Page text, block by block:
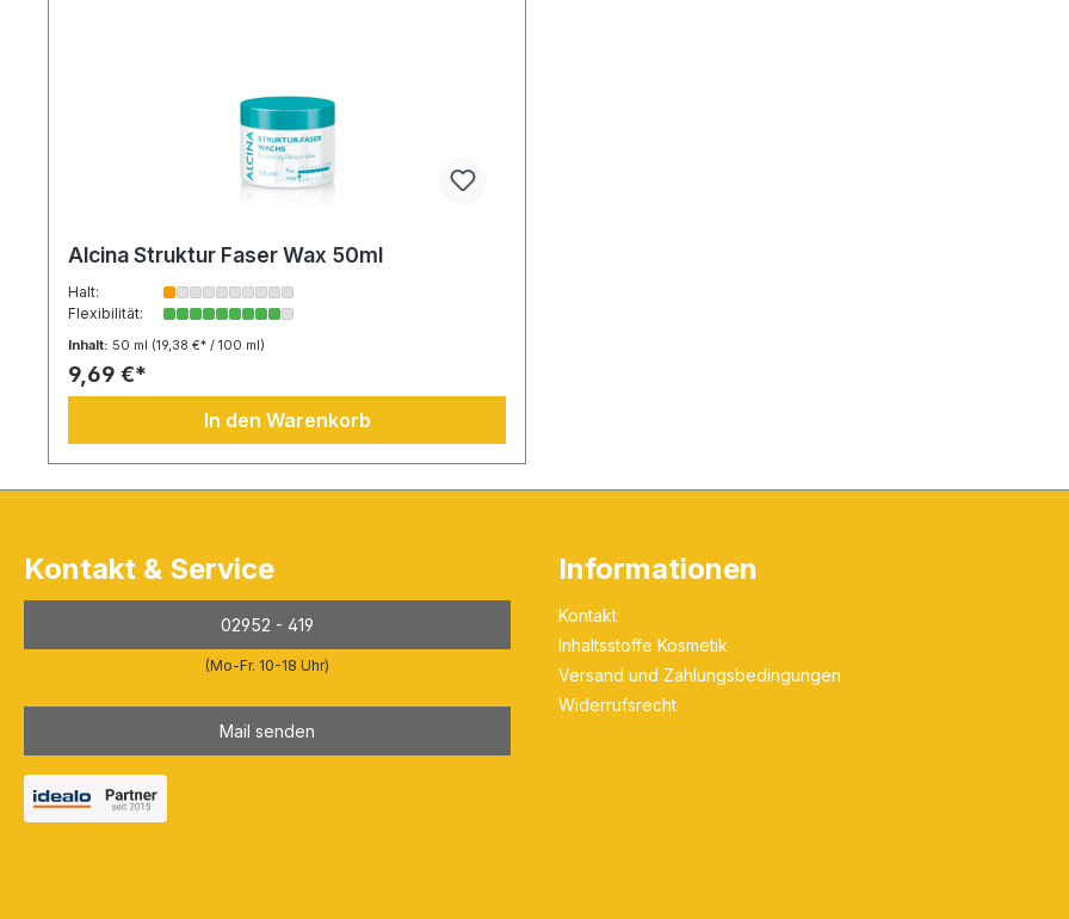
Alcina Struktur Faser Wax 50ml
Halt:
Flexibilität:
Inhalt: 50 ml (19,38 €* / 100 ml)
9,69 €*
In den Warenkorb
Kontakt & Service
02952 - 419
(Mo-Fr. 10-18 Uhr)
Mail senden
Informationen
Kontakt
Inhaltsstoffe Kosmetik
Versand und Zahlungsbedingungen
Widerrufsrecht